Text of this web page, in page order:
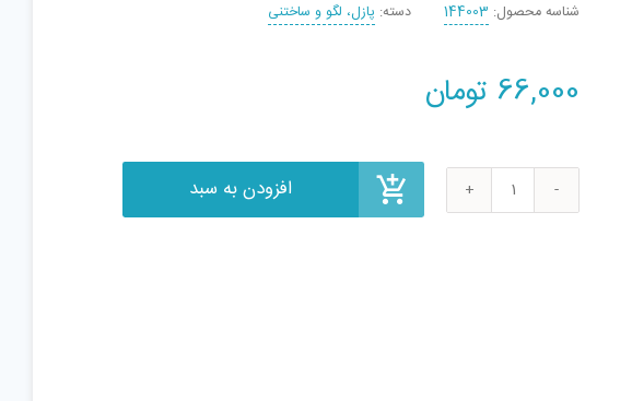
شناسه محصول: 144003 دسته: پازل، لگو و ساختنی
66,000 تومان
پازل